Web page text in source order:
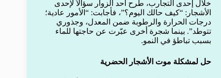
خلال إحدى التجارب، طرح أحد الزوار سؤالاً لإحدى
الأشجار: “كيف حالك اليوم؟”، فأجابت: “الأمور عادية؛
درجات الحرارة والرطوبة ضمن المعدل، وجذوري
تتوطد”. بينما شجرة أخرى عبّرت عن حاجتها للماء
بسبب تباطؤ في النمو.
حل لمشكلة موت الأشجار الحضرية